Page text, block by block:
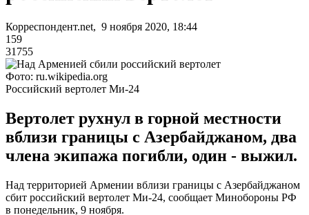
Корреспондент.net, 9 ноября 2020, 18:44
159
31755
Фото: ru.wikipedia.org
Российский вертолет Ми-24
Вертолет рухнул в горной местности
вблизи границы с Азербайджаном, два
члена экипажа погибли, один - выжил.
Над территорией Армении вблизи границы с Азербайджаном
сбит российский вертолет Ми-24, сообщает Минобороны РФ
в понедельник, 9 ноября.